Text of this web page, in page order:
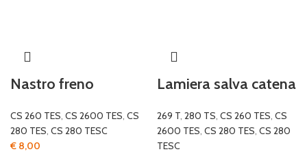
Nastro freno
CS 260 TES, CS 2600 TES, CS
280 TES, CS 280 TESC
€ 8,00
Lamiera salva catena
269 T, 280 TS, CS 260 TES, CS
2600 TES, CS 280 TES, CS 280
TESC